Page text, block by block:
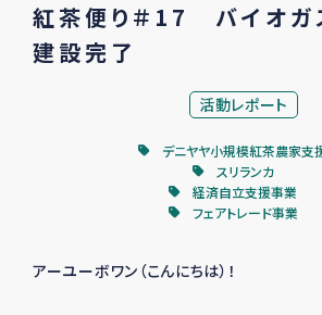
紅茶便り＃17 バイオガ
建設完了
活動レポート
デニヤヤ小規模紅茶農家支
スリランカ
経済自立支援事業
フェアトレード事業
アーユーボワン（こんにちは）！